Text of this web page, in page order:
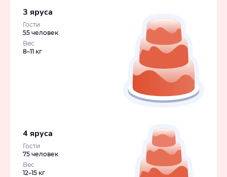
3 яруса
Гости
55 человек
Вес
8–11 кг
4 яруса
Гости
75 человек
Вес
12–15 кг